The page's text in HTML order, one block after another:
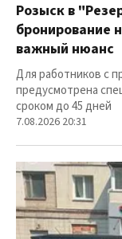
Розыск в
бронирование
важный нюанс
Для работников с
предусмотрена
сроком до 45 дней
7.08.2026 20:31